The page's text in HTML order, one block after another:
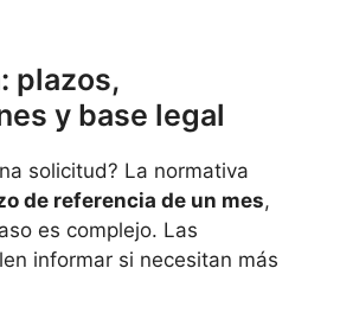
plazos,
y base legal
solicitud? La normativa
de referencia de un mes,
es complejo. Las
informar si necesitan más